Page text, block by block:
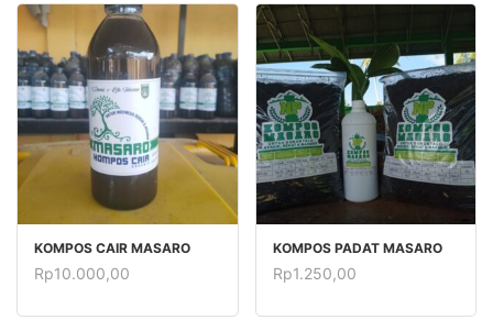
TAMBAH KE KERANJANG
KOMPOS CAIR MASARO
Rp10.000,00
TAMBAH KE KERANJANG
KOMPOS PADAT MASARO
Rp1.250,00